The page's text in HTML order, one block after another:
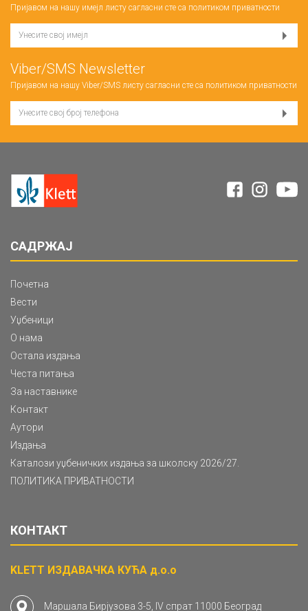
Пријавом на нашу имејл листу сагласни сте са политиком приватности
Viber/SMS Newsletter
Пријавом на нашу Viber/SMS листу сагласни сте са политиком приватности
САДРЖАЈ
Почетна
Вести
Уџбеници
О нама
Остала издања
Честа питања
За наставнике
Контакт
Аутори
Издања
Каталози уџбеничких издања за школску 2026/27.
ПОЛИТИКА ПРИВАТНОСТИ
КОНТАКТ
KLETT ИЗДАВАЧКА КУЋА д.о.о
Маршала Бирјузова 3-5, IV спрат 11000 Београд